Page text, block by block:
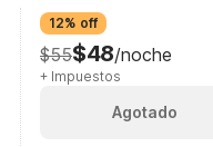
12% off
$55$48/noche
+ Impuestos
Agotado